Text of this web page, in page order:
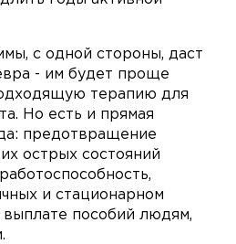
с одной стороны, даст
- им будет проще
терапию для
Но есть и прямая
предотвращение
острых состояний
и стационарном
выплате пособий людям,